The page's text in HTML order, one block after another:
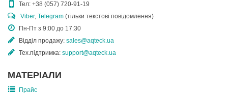
Тел: +38 (057) 720-91-19
Viber, Telegram (тільки текстові повідомлення)
Пн-Пт з 9:00 до 17:30
Відділ продажу: sales@aqteck.ua
Тех.підтримка: support@aqteck.ua
МАТЕРІАЛИ
Прайс